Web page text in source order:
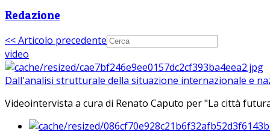
Redazione
<< Articolo precedente
video
Dall'analisi strutturale della situazione internazionale e
Videointervista a cura di Renato Caputo per "La città